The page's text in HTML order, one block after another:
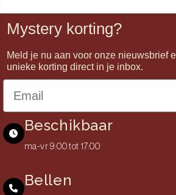
Mystery korting?
Meld je nu aan voor onze nieuwsbrief
unieke korting direct in je inbox.
Beschikbaar
ma-vr 9:00 tot 17:00
Bellen